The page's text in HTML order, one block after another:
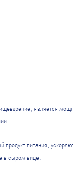
питания,
в сыром виде.